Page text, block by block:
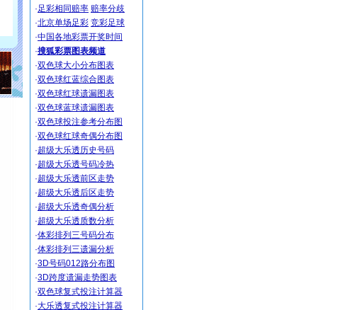
,
会
吻
一
·足彩相同赔率 赔率分歧
·北京单场足彩 竞彩足球
·中国各地彩票开奖时间
·搜狐彩票图表频道
·双色球大小分布图表
·双色球红蓝综合图表
·双色球红球遗漏图表
·双色球蓝球遗漏图表
·双色球投注参考分布图
·双色球红球奇偶分布图
·超级大乐透历史号码
·超级大乐透号码冷热
·超级大乐透前区走势
·超级大乐透后区走势
·超级大乐透奇偶分析
·超级大乐透质数分析
·体彩排列三号码分布
·体彩排列三遗漏分析
·3D号码012路分布图
·3D跨度遗漏走势图表
·双色球复式投注计算器
·大乐透复式投注计算器